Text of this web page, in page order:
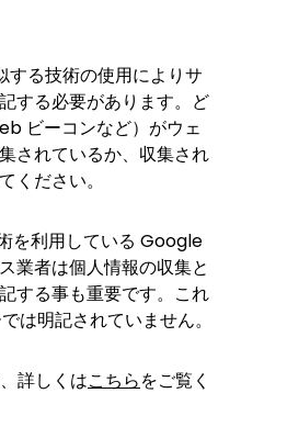
る技術の使用によりサ
する必要があります。ど
ビーコンなど）がウェ
されているか、収集され
ください。
を利用している Google
業者は個人情報の収集と
する事も重要です。これ
は明記されていません。
詳しくはこちらをご覧く